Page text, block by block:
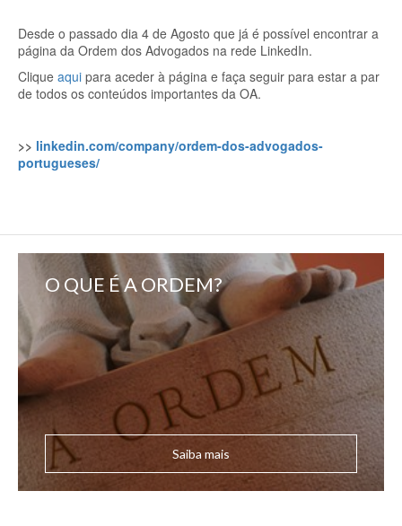
Desde o passado dia 4 de Agosto que já é possível encontrar a
página da Ordem dos Advogados na rede LinkedIn.
Clique aqui para aceder à página e faça seguir para estar a par
de todos os conteúdos importantes da OA.
>> linkedin.com/company/ordem-dos-advogados-
portugueses/
O QUE É A ORDEM?
Saiba mais